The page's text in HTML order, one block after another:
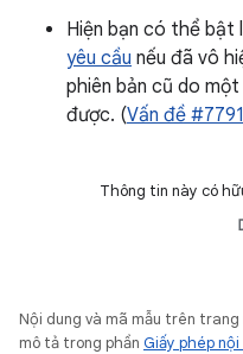
Hiện bạn có thể bật
yêu cầu nếu đã vô
phiên bản cũ do
được. (Vấn đề
Thông tin này có
Nội dung và mã mẫu trên
mô tả trong phần Giấy phép nội